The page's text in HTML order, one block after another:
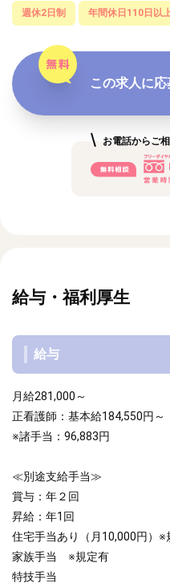
週休2日制 年間休日110日以
この求人に
お電話からご
給与・福利厚生
給与
月給281,000～
正看護師：基本給184,550円～
※諸手当：96,883円
≪別途支給手当≫
賞与：年２回
昇給：年1回
住宅手当あり（月10,000円）※
家族手当 ※規定有
特技手当